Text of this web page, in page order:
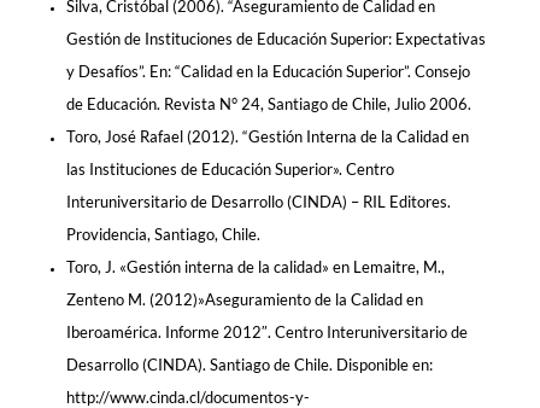
Silva, Cristóbal (2006). “Aseguramiento de Calidad en
Gestión de Instituciones de Educación Superior: Expectativas
y Desafíos”. En: “Calidad en la Educación Superior”. Consejo
de Educación. Revista N° 24, Santiago de Chile, Julio 2006.
Toro, José Rafael (2012). “Gestión Interna de la Calidad en
las Instituciones de Educación Superior». Centro
Interuniversitario de Desarrollo (CINDA) – RIL Editores.
Providencia, Santiago, Chile.
Toro, J. «Gestión interna de la calidad» en Lemaitre, M.,
Zenteno M. (2012)»Aseguramiento de la Calidad en
Iberoamérica. Informe 2012″. Centro Interuniversitario de
Desarrollo (CINDA). Santiago de Chile. Disponible en:
http://www.cinda.cl/documentos-y-